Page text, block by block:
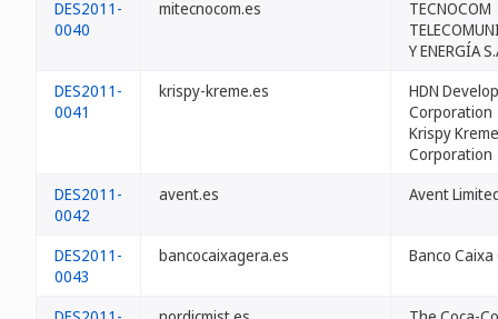
DES2011-
0040
mitecnocom.es
TECNOCOM
Y ENERGÍA
DES2011-
0041
krispy-kreme.es
HDN
Corporation
Krispy
Corporation
DES2011-
0042
avent.es Avent
DES2011-
0043
bancocaixagera.es Banco Caixa